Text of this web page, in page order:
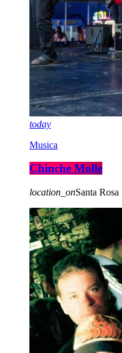
today
Musica
Chinche Molle
location_onSanta Rosa